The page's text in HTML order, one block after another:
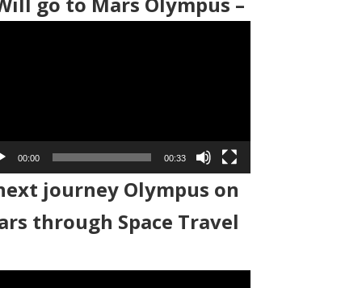
00:00 00:33
journey Olympus on
through Space Travel